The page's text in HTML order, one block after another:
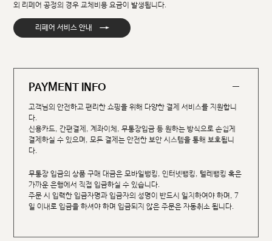
외 리페어 공정의 경우 교체비용 요금이 발생됩니다.
리페어 서비스 안내 →
PAYMENT INFO
고객님의 안전하고 편리한 쇼핑을 위해 다양한 결제 서비스를 지원합니
다.
신용카드, 간편결제, 계좌이체, 무통장입금 등 원하는 방식으로 손쉽게
결제하실 수 있으며, 모든 결제는 안전한 보안 시스템을 통해 보호됩니
다.
무통장 입금의 상품 구매 대금은 모바일뱅킹, 인터넷뱅킹, 텔레뱅킹 혹은
가까운 은행에서 직접 입금하실 수 있습니다.
주문 시 입력한 입금자명과 입금자의 성명이 반드시 일치하여야 하며, 7
일 이내로 입금을 하셔야 하며 입금되지 않은 주문은 자동취소 됩니다.